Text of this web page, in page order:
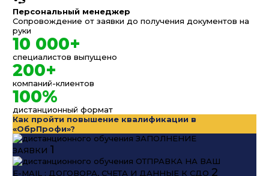
Персональный менеджер
Сопровождение от заявки до получения документов на
руки
10 000+
специалистов выпущено
200+
компаний-клиентов
100%
дистанционный формат
Как пройти повышение квалификации в
«ОбрПрофи»?
ЗАПОЛНЕНИЕ
ЗАЯВКИ 1
ОТПРАВКА НА ВАШ
E-MAIL : ДОГОВОРА, СЧЕТА И ДАННЫЕ К СДО 2